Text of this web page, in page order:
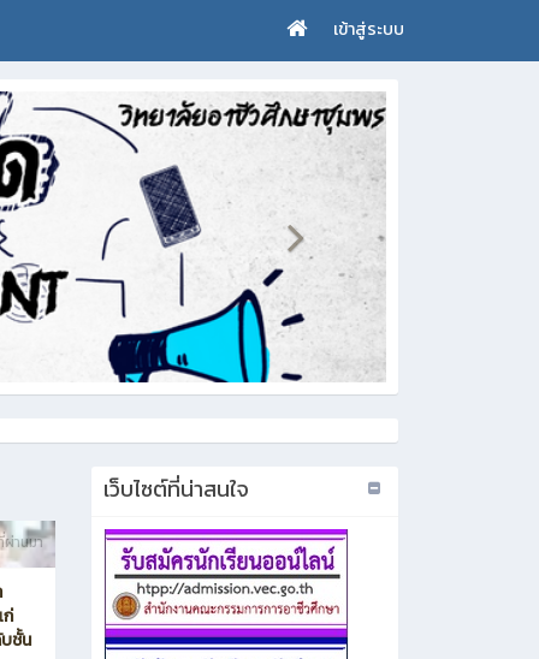
เข้าสู่ระบบ
านมา
ชั้น
เว็บไซต์ที่น่าสนใจ